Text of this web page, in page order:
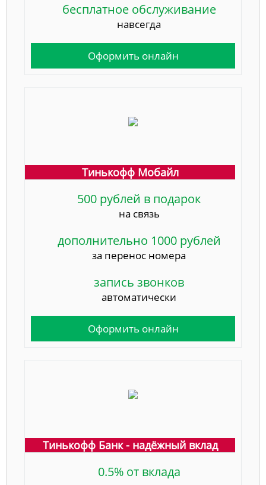
бесплатное обслуживание
навсегда
Оформить онлайн
Тинькофф Мобайл
500 рублей в подарок
на связь
дополнительно 1000 рублей
за перенос номера
запись звонков
автоматически
Оформить онлайн
Тинькофф Банк - надёжный вклад
0.5% от вклада